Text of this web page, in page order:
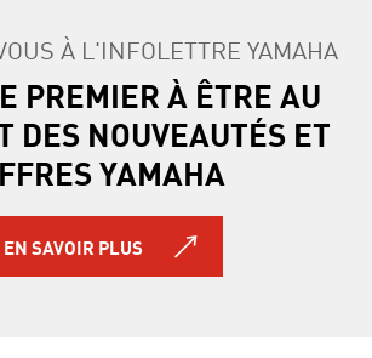
À L'INFOLETTRE YAMAHA
PREMIER À ÊTRE AU
DES NOUVEAUTÉS ET
YAMAHA
EN SAVOIR PLUS